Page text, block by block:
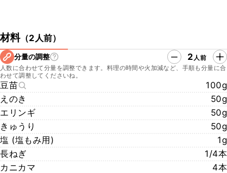
材料（2人前）
分量の調整 2 人前
人数に合わせて分量を調整できます。料理の時間や火加減など、手順も分量に合
わせて調整してくださいね。
豆苗
100g
えのき
50g
エリンギ
50g
きゅうり
50g
塩 (塩もみ用)
1g
長ねぎ
1/4本
カニカマ
4本